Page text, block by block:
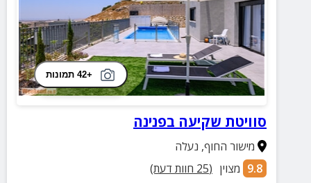
+42 תמונות
סוויטת שקיעה בפנינה
מישור החוף, נעלה
9.8 מצוין (
25 חוות דעת)